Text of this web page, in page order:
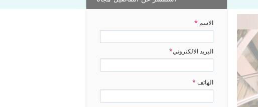
الاسم *
البريد الالكتروني*
الهاتف *